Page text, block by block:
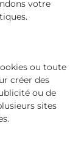
votre
ou toute
créer des
ou de
sites